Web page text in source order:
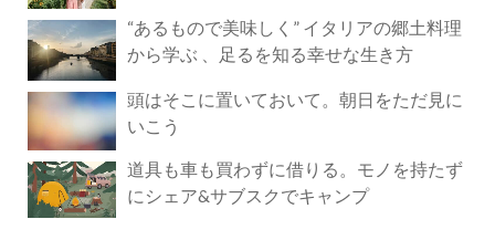
“あるもので美味しく” イタリアの郷土料理
から学ぶ 、足るを知る幸せな生き方
頭はそこに置いておいて。朝日をただ見に
いこう
道具も車も買わずに借りる。モノを持たず
にシェア&サブスクでキャンプ